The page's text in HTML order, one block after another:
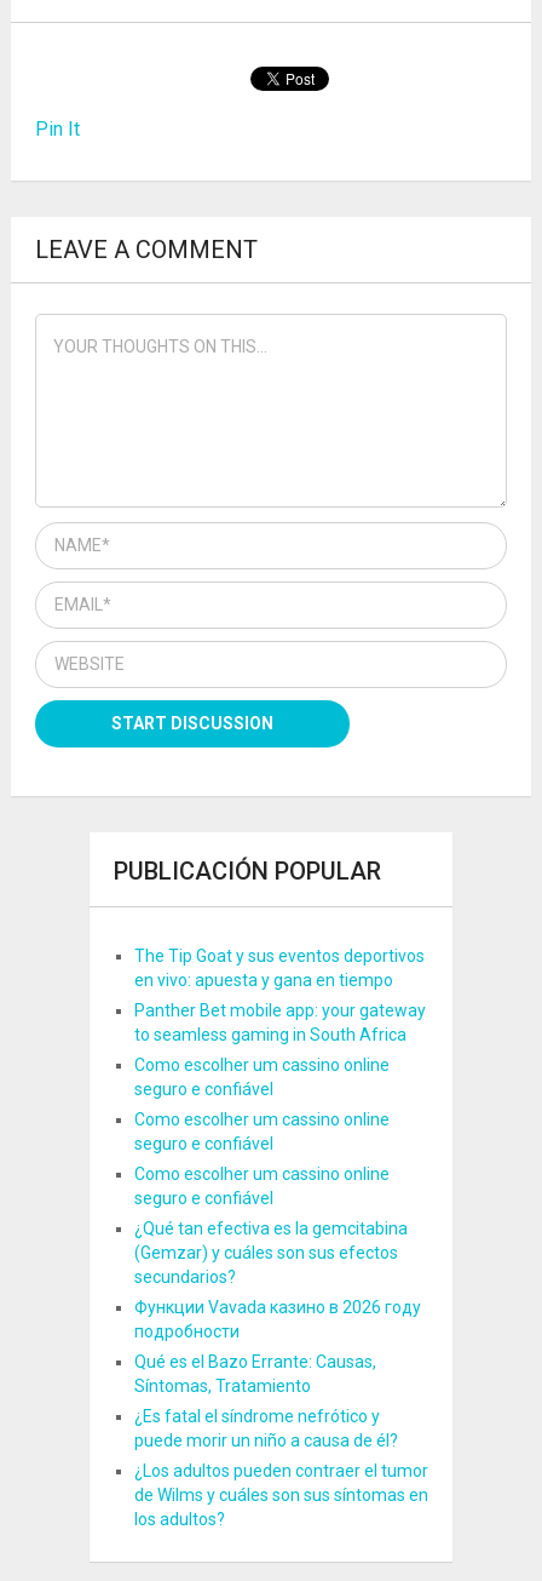
Pin It
LEAVE A COMMENT
PUBLICACIÓN POPULAR
The Tip Goat y sus eventos deportivos
en vivo: apuesta y gana en tiempo
Panther Bet mobile app: your gateway
to seamless gaming in South Africa
Como escolher um cassino online
seguro e confiável
Como escolher um cassino online
seguro e confiável
Como escolher um cassino online
seguro e confiável
¿Qué tan efectiva es la gemcitabina
(Gemzar) y cuáles son sus efectos
secundarios?
Функции Vavada казино в 2026 году
подробности
Qué es el Bazo Errante: Causas,
Síntomas, Tratamiento
¿Es fatal el síndrome nefrótico y
puede morir un niño a causa de él?
¿Los adultos pueden contraer el tumor
de Wilms y cuáles son sus síntomas en
los adultos?